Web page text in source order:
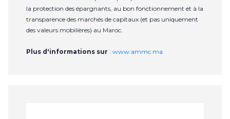
la protection des épargnants, au bon fonctionnement et à la
transparence des marchés de capitaux (et pas uniquement
des valeurs mobilières) au Maroc.
Plus d'informations sur : www.ammc.ma